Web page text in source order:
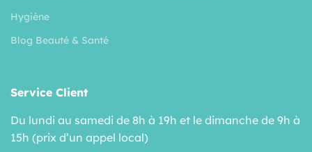
Hygiéne
Blog Beauté & Santé
Service Client
Du lundi au samedi de 8h à 19h et le dimanche de 9h à
15h (prix d’un appel local)